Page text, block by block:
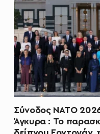
Σύνοδος ΝΑΤΟ
Άγκυρα : Το